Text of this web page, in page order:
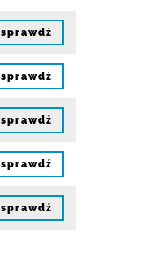
sprawdź
sprawdź
sprawdź
sprawdź
sprawdź